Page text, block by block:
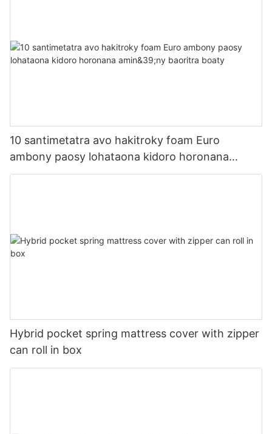
10 santimetatra avo hakitroky foam Euro
ambony paosy lohataona kidoro horonana
amin&39;ny baoritra boaty
Hybrid pocket spring mattress cover with zipper
can roll in box